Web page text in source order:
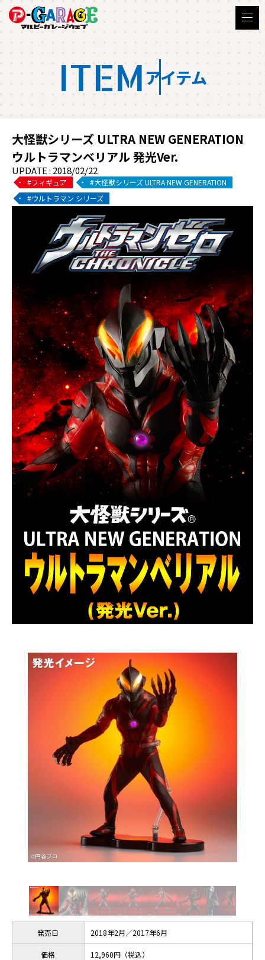
ITEM アイテム
大怪獣シリーズ ULTRA NEW GENERATION
ウルトラマンベリアル 発光Ver.
UPDATE : 2018/02/22
フィギュア
大怪獣シリーズ ULTRA NEW GENERATION
ウルトラマン シリーズ
発売日 2018年2月／2017年6月
価格 12,960円（税込）